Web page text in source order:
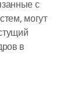
с
могут
в